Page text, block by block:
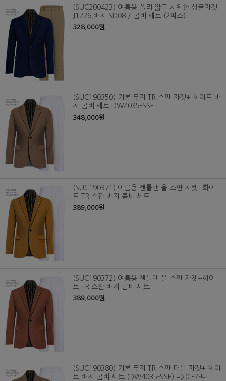
(SUC200423) 여름용 폴리 얇고 시원한 싱글자켓
J1226,바지 SD08 / 콤비 세트 (2피스)
328,000원
(SUC190350) 기본 무지 TR 스판 자켓+ 화이트 바
지 콤비 세트 DW4035-SSF
348,000원
(SUC190371) 여름용 젠틀맨 울 스판 자켓+화이
트 TR 스판 바지 콤비 세트
389,000원
(SUC190372) 여름용 젠틀맨 울 스판 자켓+화이
트 TR 스판 바지 콤비 세트
389,000원
(SUC190380) 기본 무지 TR 스판 더블 자켓+ 화이
트 바지 콤비 세트 (DW4035-SSF) =>(C-7-다